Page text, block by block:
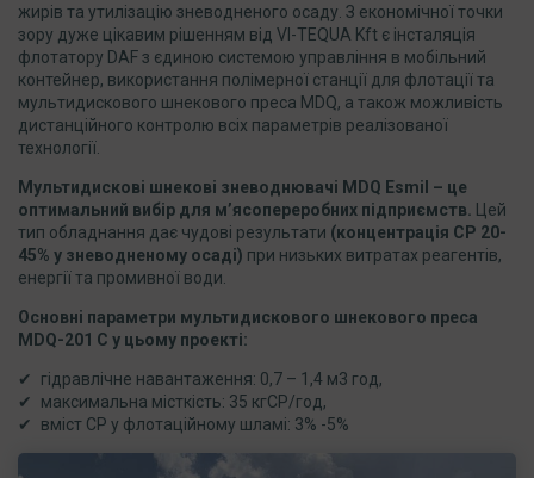
жирів та утилізацію зневодненого осаду. З економічної точки
зору дуже цікавим рішенням від VI-TEQUA Kft є інсталяція
флотатору DAF з єдиною системою управління в мобільний
контейнер, використання полімерної станції для флотації та
мультидискового шнекового преса MDQ, а також можливість
дистанційного контролю всіх параметрів реалізованої
технології.
Мультидискові шнекові зневоднювачі MDQ Esmil – це
оптимальний вибір для м’ясопереробних підприємств.
Цей
тип обладнання дає чудові результати (концентрація СР 20-
45% у зневодненому осаді) при низьких витратах реагентів,
енергії та промивної води.
Основні параметри мультидискового шнекового преса
MDQ-201 C у цьому проекті:
гідравлічне навантаження: 0,7 – 1,4 м3 год,
максимальна місткість: 35 кгСР/год,
вміст СР у флотаційному шламі: 3% -5%